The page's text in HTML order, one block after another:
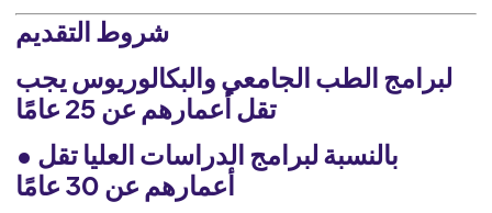
شروط التقديم
لبرامج الطب الجامعي والبكالوريوس يجب
تقل أعمارهم عن 25 عامًا
• بالنسبة لبرامج الدراسات العليا تقل
أعمارهم عن 30 عامًا